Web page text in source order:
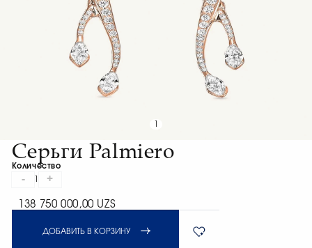
Серьги Palmiero
Количество
- +
138 750 000,00 UZS
ДОБАВИТЬ В КОРЗИНУ